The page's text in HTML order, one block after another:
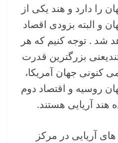
را دارد و هند یکی از
و البته بزودی اقصاد
شد . توجه کنیم که هر
بزرگترین قدرت
کنونی جهان آمریکا،
روسیه و اقتصاد دوم
هند آریایی هستند.
آریایی در مرکز